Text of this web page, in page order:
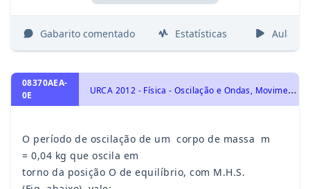
Gabarito comentado Estatísticas Aulas
08370AEA-
0E
U
RCA 2012 - Física - Oscilação e Ondas, Movimento Harmônico
O período de oscilação de um corpo de massa m
= 0,04 kg que oscila em
torno da posição O de equilíbrio, com M.H.S.